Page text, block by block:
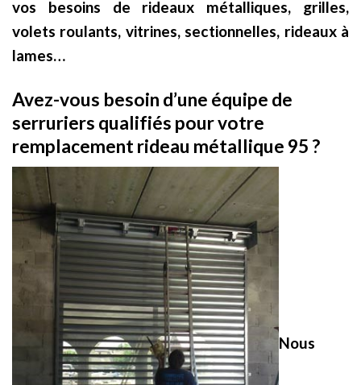
vos besoins de rideaux métalliques, grilles,
volets roulants, vitrines, sectionnelles, rideaux à
lames…
Avez-vous besoin d’une équipe de
serruriers qualifiés pour votre
remplacement rideau métallique 95 ?
Nous